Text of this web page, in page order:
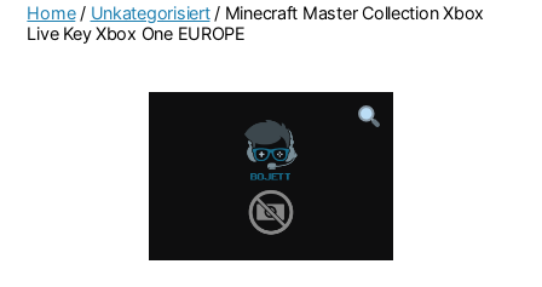
Home/ Unkategorisiert/ Minecraft Master Collection Xbox
Live Key Xbox One EUROPE